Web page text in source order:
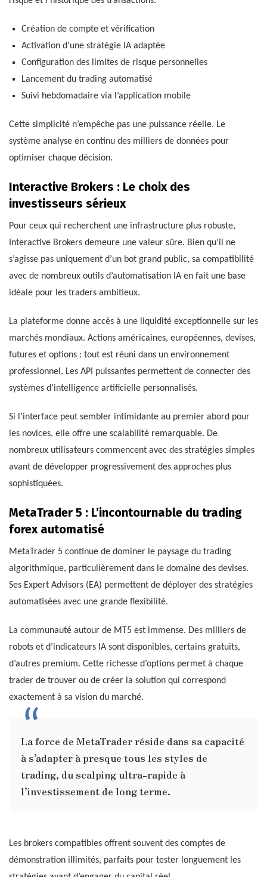
Création de compte et vérification
Activation d’une stratégie IA adaptée
Configuration des limites de risque personnelles
Lancement du trading automatisé
Suivi hebdomadaire via l’application mobile
Cette simplicité n’empêche pas une puissance réelle. Le
système analyse en continu des milliers de données pour
optimiser chaque décision.
Interactive Brokers : Le choix des
investisseurs sérieux
Pour ceux qui recherchent une infrastructure plus robuste,
Interactive Brokers demeure une valeur sûre. Bien qu’il ne
s’agisse pas uniquement d’un bot grand public, sa compatibilité
avec de nombreux outils d’automatisation IA en fait une base
idéale pour les traders ambitieux.
La plateforme donne accès à une liquidité exceptionnelle sur les
marchés mondiaux. Actions américaines, européennes, devises,
futures et options : tout est réuni dans un environnement
professionnel. Les API puissantes permettent de connecter des
systèmes d’intelligence artificielle personnalisés.
Si l’interface peut sembler intimidante au premier abord pour
les novices, elle offre une scalabilité remarquable. De
nombreux utilisateurs commencent avec des stratégies simples
avant de développer progressivement des approches plus
sophistiquées.
MetaTrader 5 : L’incontournable du trading
forex automatisé
MetaTrader 5 continue de dominer le paysage du trading
algorithmique, particulièrement dans le domaine des devises.
Ses Expert Advisors (EA) permettent de déployer des stratégies
automatisées avec une grande flexibilité.
La communauté autour de MT5 est immense. Des milliers de
robots et d’indicateurs IA sont disponibles, certains gratuits,
d’autres premium. Cette richesse d’options permet à chaque
trader de trouver ou de créer la solution qui correspond
exactement à sa vision du marché.
La force de MetaTrader réside dans sa capacité
à s’adapter à presque tous les styles de
trading, du scalping ultra-rapide à
l’investissement de long terme.
Les brokers compatibles offrent souvent des comptes de
démonstration illimités, parfaits pour tester longuement les